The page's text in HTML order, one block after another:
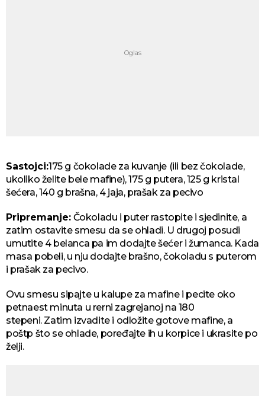
Sastojci:175 g čokolade za kuvanje (ili bez čokolade,
ukoliko želite bele mafine), 175 g putera, 125 g kristal
šećera, 140 g brašna, 4 jaja, prašak za pecivo
Pripremanje: Čokoladu i puter rastopite i sjedinite, a
zatim ostavite smesu da se ohladi. U drugoj posudi
umutite 4 belanca pa im dodajte šećer i žumanca. Kada
masa pobeli, u nju dodajte brašno, čokoladu s puterom
i prašak za pecivo.
Ovu smesu sipajte u kalupe za mafine i pecite oko
petnaest minuta u rerni zagrejanoj na 180
stepeni. Zatim izvadite i odložite gotove mafine, a
poštp što se ohlade, poređajte ih u korpice i ukrasite po
želji.